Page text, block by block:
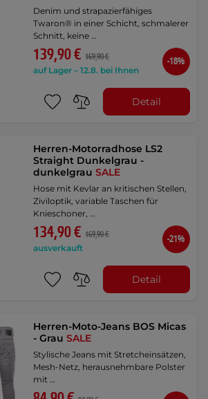
Denim und strapazierfähiges
Twaron® in einer Schicht, schmalerer
Schnitt, keine …
139,90 € 169,90 €
auf Lager – 12.8. bei Ihnen
-18%
Detail
Herren-Motorradhose LS2
Straight Dunkelgrau -
dunkelgrauSALE
Hose mit Kevlar an kritischen Stellen,
Ziviloptik, variable Taschen für
Knieschoner, …
134,90 € 169,90 €
ausverkauft
-21%
Detail
Herren-Moto-Jeans BOS Micas
- GrauSALE
Stylische Jeans mit Stretcheinsätzen,
Mesh-Netz, herausnehmbare Polster
mit …